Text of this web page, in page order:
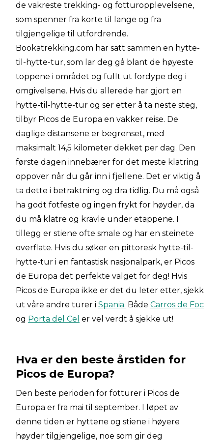
de vakreste trekking- og fotturopplevelsene,
som spenner fra korte til lange og fra
tilgjengelige til utfordrende.
Bookatrekking.com har satt sammen en hytte-
til-hytte-tur, som lar deg gå blant de høyeste
toppene i området og fullt ut fordype deg i
omgivelsene. Hvis du allerede har gjort en
hytte-til-hytte-tur og ser etter å ta neste steg,
tilbyr Picos de Europa en vakker reise. De
daglige distansene er begrenset, med
maksimalt 14,5 kilometer dekket per dag. Den
første dagen innebærer for det meste klatring
oppover når du går inn i fjellene. Det er viktig å
ta dette i betraktning og dra tidlig. Du må også
ha godt fotfeste og ingen frykt for høyder, da
du må klatre og kravle under etappene. I
tillegg er stiene ofte smale og har en steinete
overflate. Hvis du søker en pittoresk hytte-til-
hytte-tur i en fantastisk nasjonalpark, er Picos
de Europa det perfekte valget for deg! Hvis
Picos de Europa ikke er det du leter etter, sjekk
ut våre andre turer i Spania. Både Carros de Foc
og Porta del Cel er vel verdt å sjekke ut!
Hva er den beste årstiden for
Picos de Europa?
Den beste perioden for fotturer i Picos de
Europa er fra mai til september. I løpet av
denne tiden er hyttene og stiene i høyere
høyder tilgjengelige, noe som gir deg